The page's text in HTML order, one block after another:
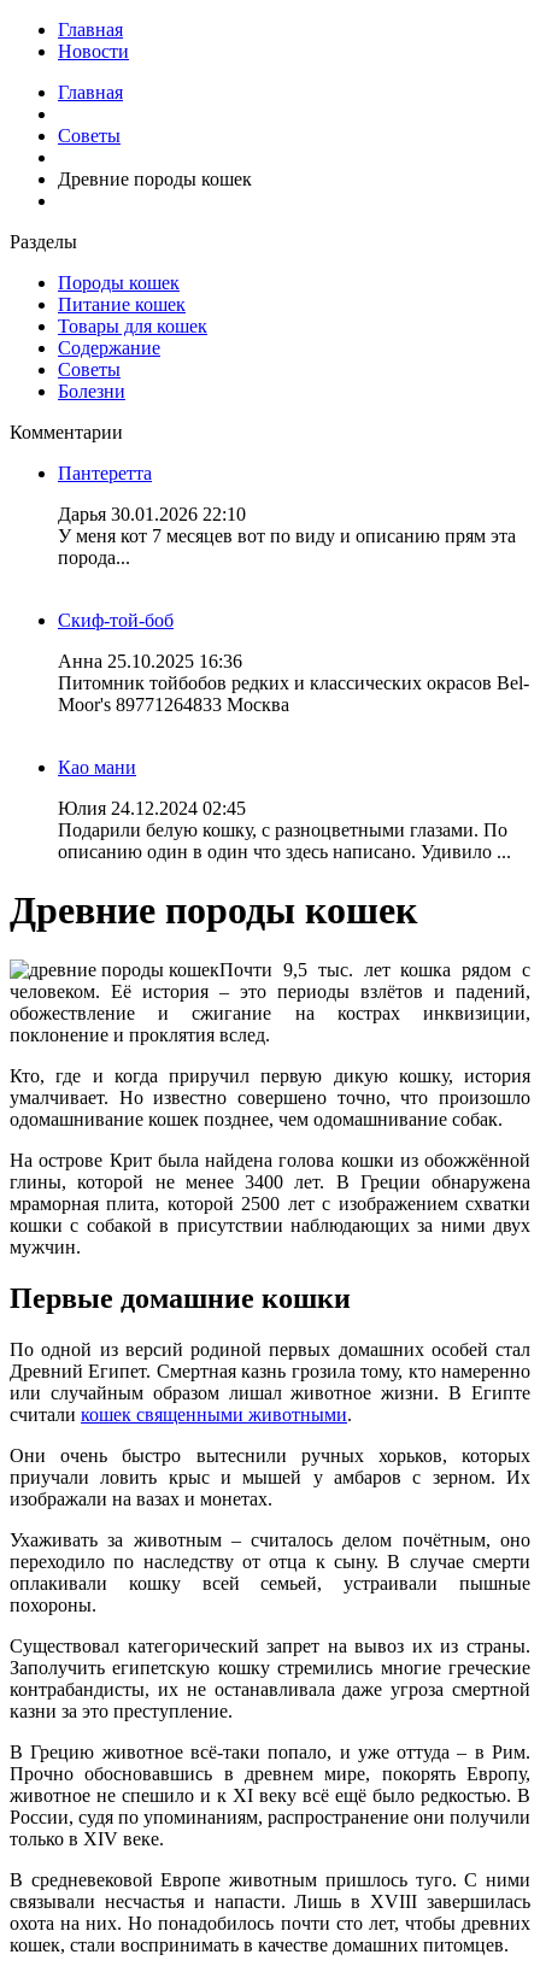
Главная
Новости
Главная
Советы
Древние породы кошек
Разделы
Породы кошек
Питание кошек
Товары для кошек
Содержание
Советы
Болезни
Комментарии
Пантеретта
Дарья 30.01.2026 22:10
У меня кот 7 месяцев вот по виду и описанию прям эта
порода...
Скиф-той-боб
Анна 25.10.2025 16:36
Питомник тойбобов редких и классических окрасов Bel-
Moor's 89771264833 Москва
Као мани
Юлия 24.12.2024 02:45
Подарили белую кошку, с разноцветными глазами. По
описанию один в один что здесь написано. Удивило ...
Древние породы кошек
Почти 9,5 тыс. лет кошка рядом с
человеком. Её история – это периоды взлётов и падений,
обожествление и сжигание на кострах инквизиции,
поклонение и проклятия вслед.
Кто, где и когда приручил первую дикую кошку, история
умалчивает. Но известно совершено точно, что произошло
одомашнивание кошек позднее, чем одомашнивание собак.
На острове Крит была найдена голова кошки из обожжённой
глины, которой не менее 3400 лет. В Греции обнаружена
мраморная плита, которой 2500 лет с изображением схватки
кошки с собакой в присутствии наблюдающих за ними двух
мужчин.
Первые домашние кошки
По одной из версий родиной первых домашних особей стал
Древний Египет. Смертная казнь грозила тому, кто намеренно
или случайным образом лишал животное жизни. В Египте
считали кошек священными животными.
Они очень быстро вытеснили ручных хорьков, которых
приучали ловить крыс и мышей у амбаров с зерном. Их
изображали на вазах и монетах.
Ухаживать за животным – считалось делом почётным, оно
переходило по наследству от отца к сыну. В случае смерти
оплакивали кошку всей семьей, устраивали пышные
похороны.
Существовал категорический запрет на вывоз их из страны.
Заполучить египетскую кошку стремились многие греческие
контрабандисты, их не останавливала даже угроза смертной
казни за это преступление.
В Грецию животное всё-таки попало, и уже оттуда – в Рим.
Прочно обосновавшись в древнем мире, покорять Европу,
животное не спешило и к XI веку всё ещё было редкостью. В
России, судя по упоминаниям, распространение они получили
только в XIV веке.
В средневековой Европе животным пришлось туго. С ними
связывали несчастья и напасти. Лишь в XVIII завершилась
охота на них. Но понадобилось почти сто лет, чтобы древних
кошек, стали воспринимать в качестве домашних питомцев.